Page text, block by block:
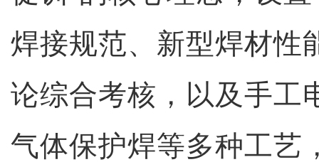
焊接规范、新型焊材性
论综合考核，以及手工
气体保护焊等多种工艺